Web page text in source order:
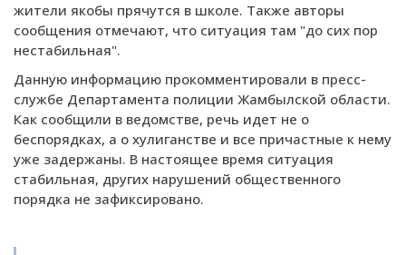
жители якобы прячутся в школе. Также авторы
сообщения отмечают, что ситуация там "до сих пор
нестабильная".
Данную информацию прокомментировали в пресс-
службе Департамента полиции Жамбылской области.
Как сообщили в ведомстве, речь идет не о
беспорядках, а о хулиганстве и все причастные к нему
уже задержаны. В настоящее время ситуация
стабильная, других нарушений общественного
порядка не зафиксировано.